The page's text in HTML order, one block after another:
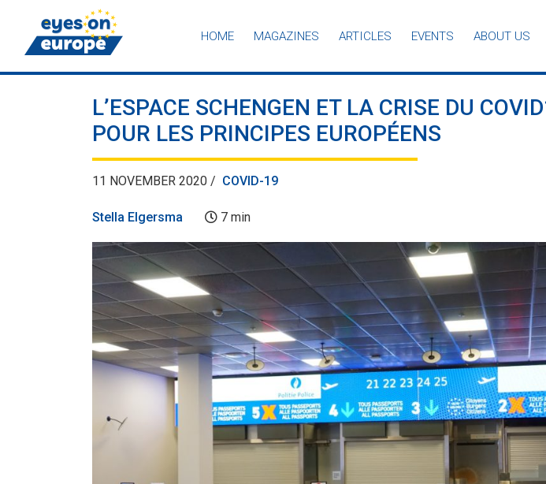
Eyes on Europe
HOME MAGAZINES ARTICLES EVENTS ABOUT US
L’ESPACE SCHENGEN ET LA CRISE DU
POUR LES PRINCIPES EUROPÉENS
11 NOVEMBER 2020 / COVID-19
Stella Elgersma 7 min